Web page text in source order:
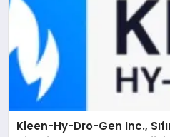
Kleen-Hy-Dro-Gen Inc.,